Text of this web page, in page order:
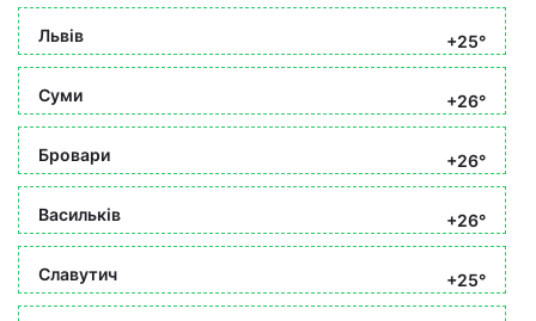
Львів +25°
Суми +26°
Бровари +26°
Васильків +26°
Славутич +25°